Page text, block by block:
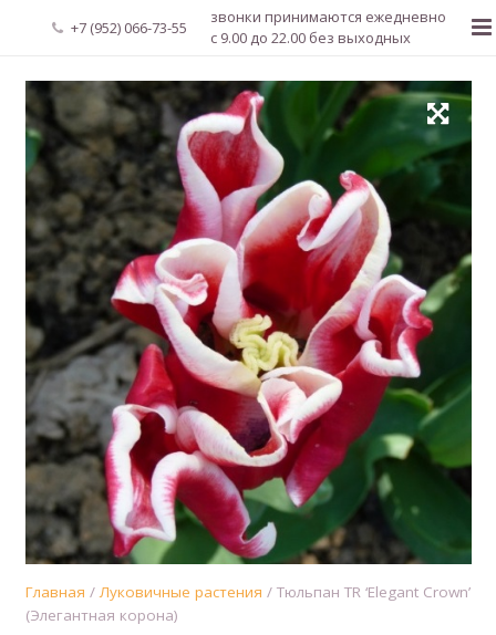
+7 (952) 066-73-55
звонки принимаются ежедневно
с 9.00 до 22.00 без выходных
Главная
О нас
Новости
Каталог растений
Доставка и оплата
Мой аккаунт
Регистрация
Главная /Луковичные растения / Тюльпан TR ‘Elegant Crown’
(Элегантная корона)